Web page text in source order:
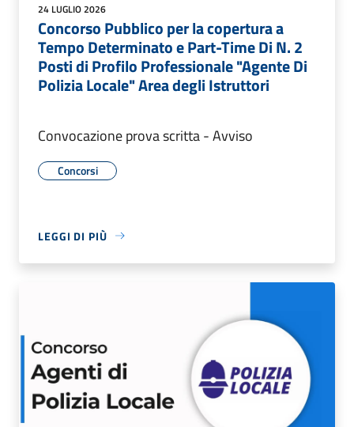
24 LUGLIO 2026
Concorso Pubblico per la copertura a
Tempo Determinato e Part-Time Di N. 2
Posti di Profilo Professionale "Agente Di
Polizia Locale" Area degli Istruttori
Convocazione prova scritta - Avviso
Concorsi
LEGGI DI PIÙ